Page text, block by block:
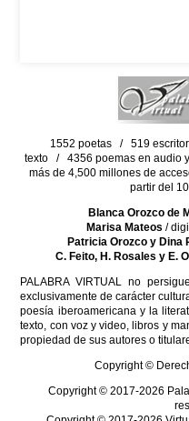
1552 poetas / 519
texto / 4356 poemas en audio
más de 4,500 millones de
partir del
Blanca Orozco de
Marisa Mateos /
Patricia Orozco y Dina
C. Feito, H. Rosales y E.
PALABRA VIRTUAL no
exclusivamente de carácter
poesía iberoamericana y la
texto, con voz y video, libros y
propiedad de sus autores o
Copyright ©
Copyright © 2017-2026